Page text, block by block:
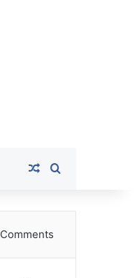
Random Article
Comments